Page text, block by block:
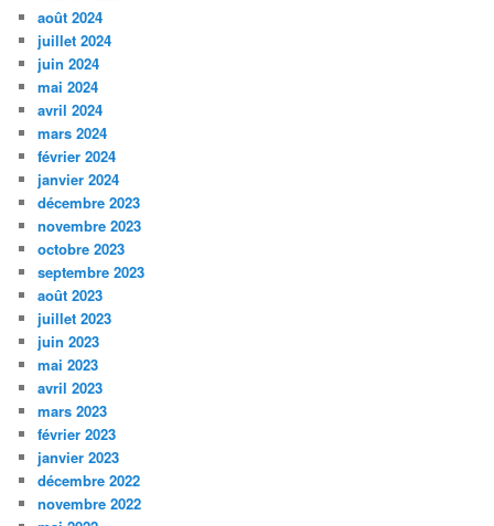
août 2024
juillet 2024
juin 2024
mai 2024
avril 2024
mars 2024
février 2024
janvier 2024
décembre 2023
novembre 2023
octobre 2023
septembre 2023
août 2023
juillet 2023
juin 2023
mai 2023
avril 2023
mars 2023
février 2023
janvier 2023
décembre 2022
novembre 2022